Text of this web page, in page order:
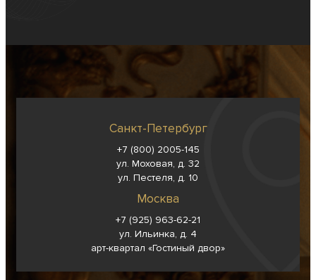
Санкт-Петербург
+7 (800) 2005-145
ул. Моховая, д. 32
ул. Пестеля, д. 10
Москва
+7 (925) 963-62-21
ул. Ильинка, д. 4
арт-квартал «Гостиный двор»